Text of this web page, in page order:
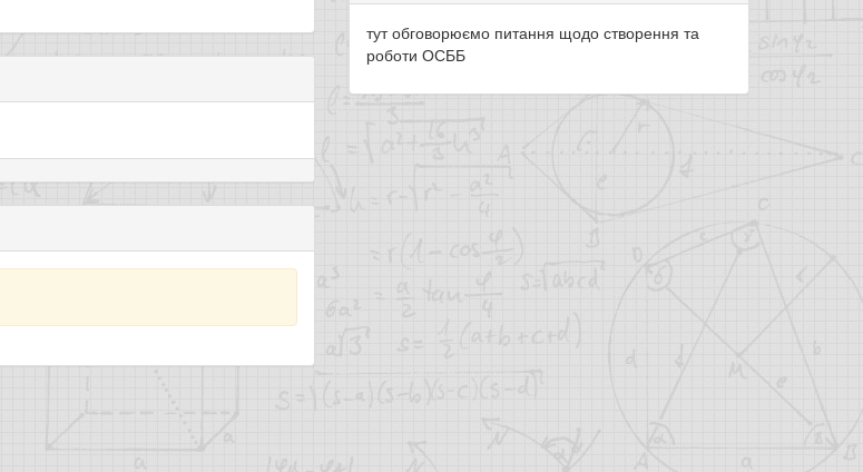
тут обговорюємо питання щодо створення та
роботи ОСББ